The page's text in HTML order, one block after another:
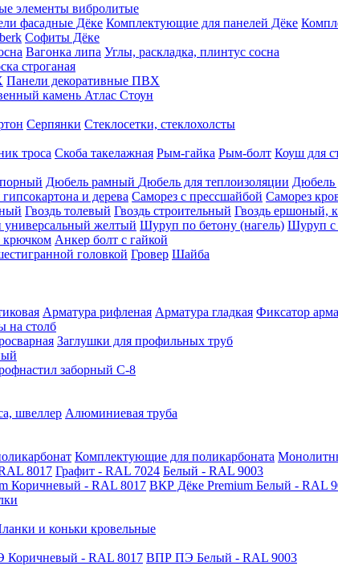
элементы вибролитые
фасадные Дёке Комплектующие для панелей Дёке
Софиты Дёке
Вагонка липа Углы, раскладка, плинтус сосна
строганая
Панели декоративные ПВХ
камень Атлас Стоун
Серпянки Стеклосетки, стеклохолсты
троса Скоба такелажная Рым-гайка Рым-болт Коуш для
Дюбель рамный Дюбель для теплоизоляции Дюбель
и дерева Саморез с прессшайбой Саморез
Гвоздь толевый Гвоздь строительный Гвоздь ершоный,
желтый Шуруп по бетону (нагель) Шуруп с
крючком Анкер болт с гайкой
головкой Гровер Шайба
Арматура рифленая Арматура гладкая Фиксатор
на столб
Заглушки для профильных труб
заборный С-8
швеллер Алюминиевая труба
Комплектующие для поликарбоната
8017 Графит - RAL 7024 Белый - RAL 9003
Коричневый - RAL 8017 ВКР Дёке Premium Белый - RAL
и коньки кровельные
- RAL 8017 ВПР ПЭ Белый - RAL 9003